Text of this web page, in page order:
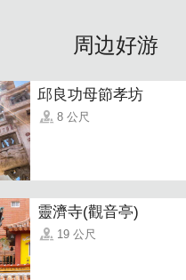
香酥的饱满蚵嗲，里头包
周边好游
邱良功母節孝坊
8 公尺
靈濟寺(觀音亭)
19 公尺